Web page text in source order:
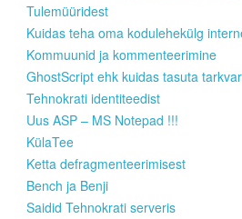
Tulemüüridest
Kuidas teha oma kodulehekülg
Kommuunid ja kommenteerimine
GhostScript ehk kuidas tasuta
Tehnokrati identiteedist
Uus ASP – MS Notepad !!!
KülaTee
Ketta defragmenteerimisest
Bench ja Benji
Saidid Tehnokrati serveris